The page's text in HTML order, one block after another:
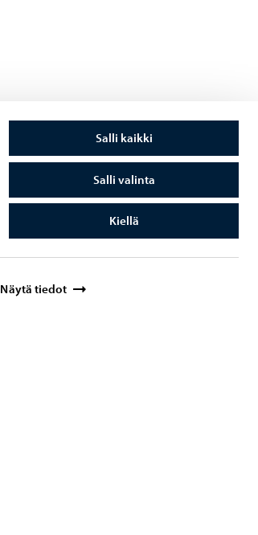
Näytä tiedot
Salli kaikki
Salli valinta
Kiellä